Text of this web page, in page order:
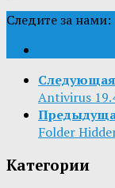
Следите за нами:
Antivirus
Folder
Категории